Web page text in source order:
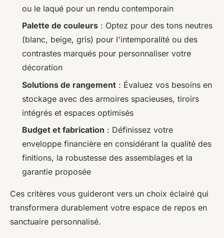
ou le laqué pour un rendu contemporain
Palette de couleurs : Optez pour des tons neutres
(blanc, beige, gris) pour l'intemporalité ou des
contrastes marqués pour personnaliser votre
décoration
Solutions de rangement : Évaluez vos besoins en
stockage avec des armoires spacieuses, tiroirs
intégrés et espaces optimisés
Budget et fabrication : Définissez votre
enveloppe financière en considérant la qualité des
finitions, la robustesse des assemblages et la
garantie proposée
Ces critères vous guideront vers un choix éclairé qui
transformera durablement votre espace de repos en
sanctuaire personnalisé.